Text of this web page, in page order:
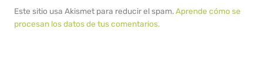
Este sitio usa Akismet para reducir el spam.Aprende cómo se
procesan los datos de tus comentarios.